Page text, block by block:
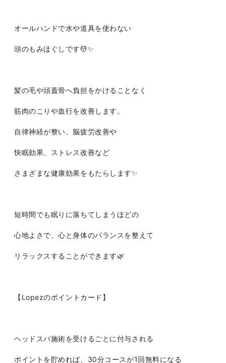
オールハンドで水や道具を使わない
頭のもみほぐしです💆✨
髪の毛や頭蓋骨へ負担をかけることなく
筋肉のこりや血行を改善します。
自律神経が整い、脳疲労改善や
快眠効果、ストレス改善など
さまざまな健康効果をもたらします✨
短時間でも眠りに落ちてしまうほどの
心地よさで、心と身体のバランスを整えて
リラックスすることができます🌿
【Lopezのポイントカード】
ヘッドスパ施術を受けるごとに付与される
ポイントを貯めれば、30分コースが1回無料になる